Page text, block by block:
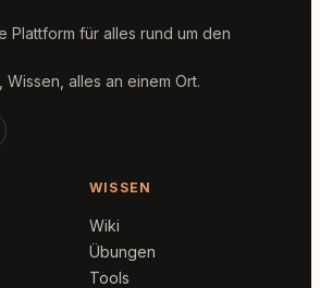
Plattform für alles rund um den
Wissen, alles an einem Ort.
WISSEN
Wiki
Übungen
Tools